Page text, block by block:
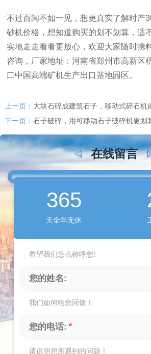
不过百闻不如一见，想更真实了解时产
砂机价格，想知道购买的划不划算，适
实地走走看看更放心，欢迎大家随时携
咨询，厂家地址：河南省郑州市高新区
口中国高端矿机生产出口基地园区。
上一页： 大块石碎成建筑石子，移动式碎石机
下一页： 石子破碎，用可移动石子破碎机更划
在线留言
365
天全年无休
希望我们怎么称呼您!
我们如何给您回馈！
请说明您所遇到的问题！